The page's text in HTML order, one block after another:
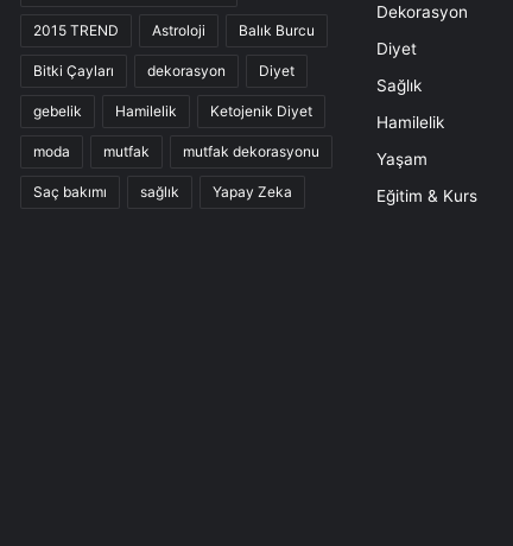
2015 TREND Astroloji Balık Burcu
Bitki Çayları dekorasyon Diyet
gebelik Hamilelik Ketojenik Diyet
moda mutfak mutfak dekorasyonu
Saç bakımı sağlık Yapay Zeka
Dekorasyon
Diyet
Sağlık
Hamilelik
Yaşam
Eğitim & Kurs